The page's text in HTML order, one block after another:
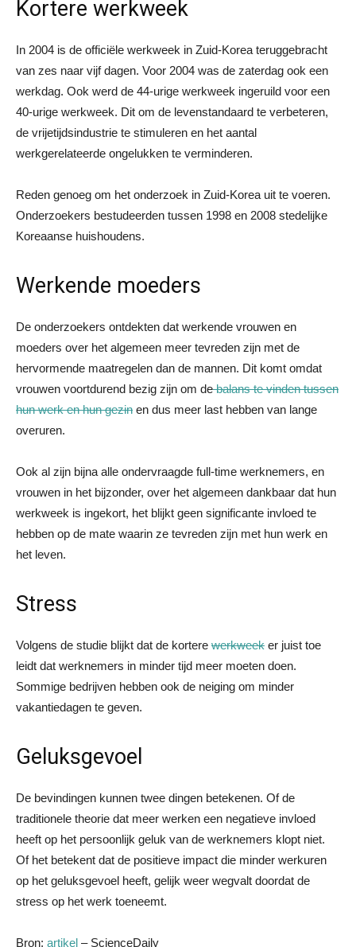
Kortere werkweek
In 2004 is de officiële werkweek in Zuid-Korea teruggebracht
van zes naar vijf dagen. Voor 2004 was de zaterdag ook een
werkdag. Ook werd de 44-urige werkweek ingeruild voor een
40-urige werkweek. Dit om de levenstandaard te verbeteren,
de vrijetijdsindustrie te stimuleren en het aantal
werkgerelateerde ongelukken te verminderen.
Reden genoeg om het onderzoek in Zuid-Korea uit te voeren.
Onderzoekers bestudeerden tussen 1998 en 2008 stedelijke
Koreaanse huishoudens.
Werkende moeders
De onderzoekers ontdekten dat werkende vrouwen en
moeders over het algemeen meer tevreden zijn met de
hervormende maatregelen dan de mannen. Dit komt omdat
vrouwen voortdurend bezig zijn om debalans te vinden tussen
hun werk en hun gezin en dus meer last hebben van lange
overuren.
Ook al zijn bijna alle ondervraagde full-time werknemers, en
vrouwen in het bijzonder, over het algemeen dankbaar dat hun
werkweek is ingekort, het blijkt geen significante invloed te
hebben op de mate waarin ze tevreden zijn met hun werk en
het leven.
Stress
Volgens de studie blijkt dat de kortere werkweek er juist toe
leidt dat werknemers in minder tijd meer moeten doen.
Sommige bedrijven hebben ook de neiging om minder
vakantiedagen te geven.
Geluksgevoel
De bevindingen kunnen twee dingen betekenen. Of de
traditionele theorie dat meer werken een negatieve invloed
heeft op het persoonlijk geluk van de werknemers klopt niet.
Of het betekent dat de positieve impact die minder werkuren
op het geluksgevoel heeft, gelijk weer wegvalt doordat de
stress op het werk toeneemt.
Bron: artikel – ScienceDaily